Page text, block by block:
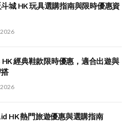
城 HK 玩具選購指南與限時優惠資
經典鞋款限時優惠，適合出遊與
搭
HK 熱門旅遊優惠與選購指南